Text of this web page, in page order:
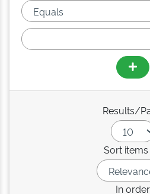
Results/
Sort
In order